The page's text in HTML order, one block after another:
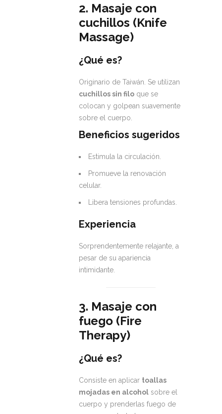
2. Masaje con
cuchillos (Knife
Massage)
¿Qué es?
Originario de Taiwán. Se utilizan
cuchillos sin filo que se
colocan y golpean suavemente
sobre el cuerpo.
Beneficios sugeridos
Estimula la circulación.
Promueve la renovación
celular.
Libera tensiones profundas.
Experiencia
Sorprendentemente relajante, a
pesar de su apariencia
intimidante.
3. Masaje con
fuego (Fire
Therapy)
¿Qué es?
Consiste en aplicar toallas
mojadas en alcohol sobre el
cuerpo y prenderlas fuego de